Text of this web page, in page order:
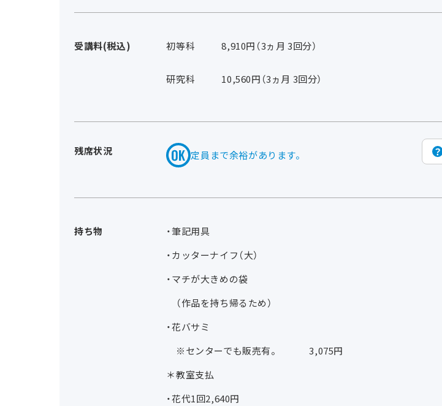
受講料(税込) 初等科 8,910円（3ヵ月 3回分）
研究科 10,560円（3ヵ月 3回分）
残席状況 定員まで余裕があります。
持ち物
・筆記用具
・カッターナイフ（大）
・マチが大きめの袋
（作品を持ち帰るため）
・花バサミ
※センターでも販売有。 3,075円
＊教室支払
・花代1回2,640円